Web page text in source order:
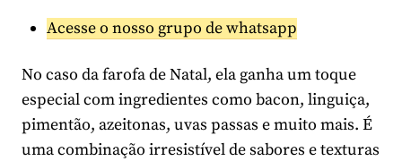
Acesse o nosso grupo de whatsapp
No caso da farofa de Natal, ela ganha um toque
especial com ingredientes como bacon, linguiça,
pimentão, azeitonas, uvas passas e muito mais. É
uma combinação irresistível de sabores e texturas